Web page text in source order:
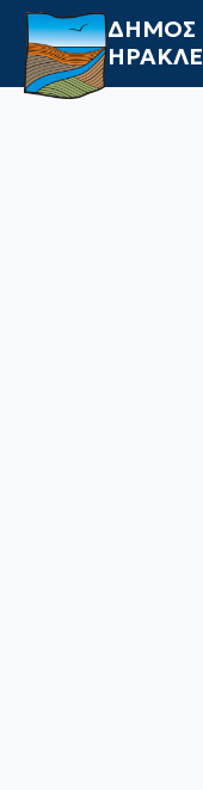
ΔΗΜΟΣ